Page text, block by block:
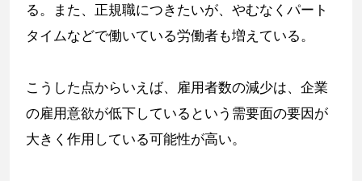
る。また、正規職につきたいが、やむなくパート
タイムなどで働いている労働者も増えている。
こうした点からいえば、雇用者数の減少は、企業
の雇用意欲が低下しているという需要面の要因が
大きく作用している可能性が高い。